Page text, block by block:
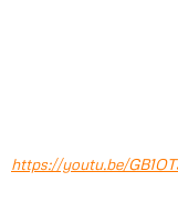
damit ich den
dass ich
und darüber
https://youtu.be/